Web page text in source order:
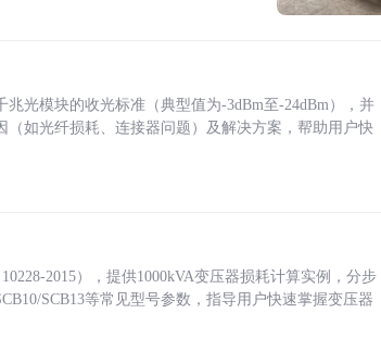
光模块的收光标准（典型值为-3dBm至-24dBm），并
如光纤损耗、连接器问题）及解决方案，帮助用户快
2015），提供1000kVA变压器损耗计算实例，分步
SCB13等常见型号参数，指导用户快速掌握变压器